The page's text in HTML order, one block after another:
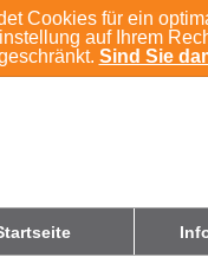
Cookies für ein
auf Ihrem
Sind Sie